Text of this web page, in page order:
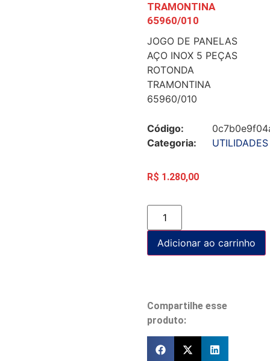
TRAMONTINA
65960/010
JOGO DE PANELAS
AÇO INOX 5 PEÇAS
ROTONDA
TRAMONTINA
65960/010
Código:
Categoria:
UTILIDADES
R$ 1.280,00
Adicionar ao carrinho
Compartilhe esse
produto: